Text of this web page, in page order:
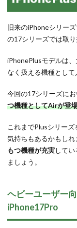
旧来のiPhoneシリー
の17シリーズでは取
iPhonePlusモデルは
なく扱える機種として
今回の17シリーズにお
つ機種としてAirが登
これまでPlusシリー
気持ちもあるかもし
もつ機種が充実して
ましょう。
ヘビーユーザー
iPhone17Pro